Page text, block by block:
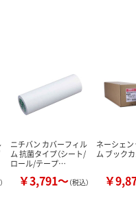
ニチバン カバーフィル
ム 抗菌タイプ（シート/
ロール/テープ…
￥3,791～（税込）
ネーシェ
ム ブック
￥